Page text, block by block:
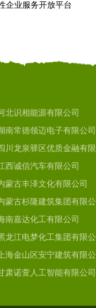
企业服务开放平台
北识相能源有限公司
南常德领迈电子有限公司
川龙泉驿区优质金融有限
西诚信汽车有限公司
蒙古丰泽文化有限公司
蒙古杉隆建筑集团有限公
南嘉达化工有限公司
龙江电梦化工集团有限公
海金山区安宁建筑有限公
肃诺萱人工智能有限公司